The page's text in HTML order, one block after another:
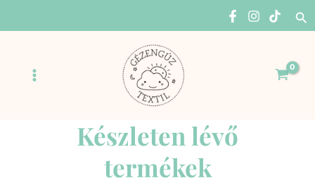
Menu
Készleten lévő
termékek